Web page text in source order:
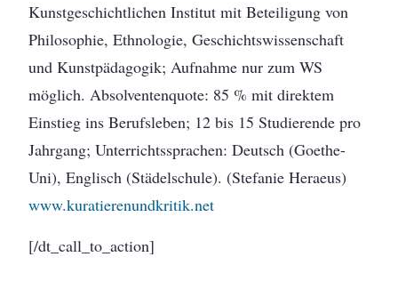
Kunstgeschichtlichen Institut mit Beteiligung von
Philosophie, Ethnologie, Geschichtswissenschaft
und Kunstpädagogik; Aufnahme nur zum WS
möglich. Absolventenquote: 85 % mit direktem
Einstieg ins Berufsleben; 12 bis 15 Studierende pro
Jahrgang; Unterrichtssprachen: Deutsch (Goethe-
Uni), Englisch (Städelschule). (Stefanie Heraeus)
www.kuratierenundkritik.net
[/dt_call_to_action]